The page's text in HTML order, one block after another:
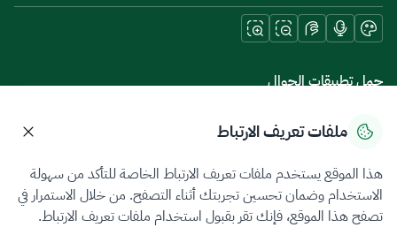
حمل تطبيقات الجوال
سياسة الخصوصيةشروط الاستخدامخريطة الموقع
ملفات تعريف الارتباط
هذا الموقع يستخدم ملفات تعريف الارتباط الخاصة للتأكد من سهولة
الاستخدام وضمان تحسين تجربتك أثناء التصفح. من خلال الاستمرار في
تصفح هذا الموقع، فإنك تقر بقبول استخدام ملفات تعريف الارتباط.